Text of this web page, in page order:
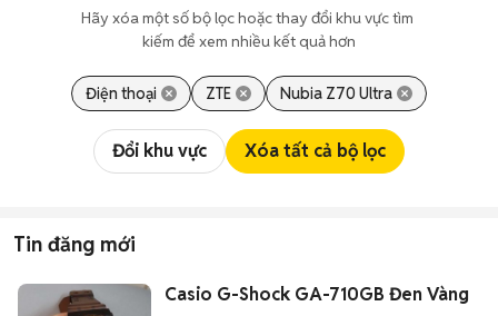
Hãy xóa một số bộ lọc hoặc thay đổi khu vực tìm
kiếm để xem nhiều kết quả hơn
Điện thoại ZTE Nubia Z70 Ultra
Đổi khu vực Xóa tất cả bộ lọc
Tin đăng mới
Casio G-Shock GA-710GB Đen Vàng